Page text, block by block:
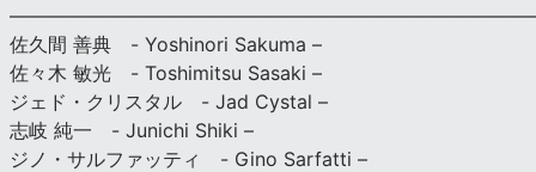
佐久間 善典 - Yoshinori Sakuma –
佐々木 敏光 - Toshimitsu Sasaki –
ジェド・クリスタル - Jad Cystal –
志岐 純一 - Junichi Shiki –
ジノ・サルファッティ - Gino Sarfatti –